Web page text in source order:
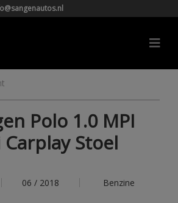
Polo 1.0 MPI
Carplay Stoel
06 / 2018 Benzine